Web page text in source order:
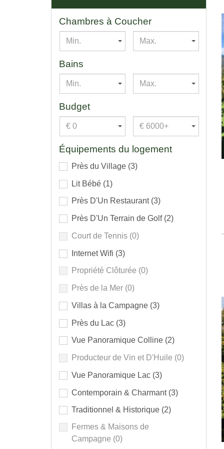
Chambres à Coucher
Min. Max.
Bains
Min. Max.
Budget
€ 0 € 6000+
Équipements du logement
Près du Village (3)
Lit Bébé (1)
Près D'Un Restaurant (3)
Près D'Un Terrain de Golf (2)
Court de Tennis (0)
Internet Wifi (3)
Propriété Clôturée (0)
Près de la Mer (0)
Villas à la Campagne (3)
Près du Lac (3)
Vue Panoramique Colline (2)
Producteur de Vin et D'Huile (0)
Vue Panoramique Lac (3)
Contemporain & Charmant (3)
Traditionnel & Historique (2)
Fermes & Maisons de
Campagne (0)